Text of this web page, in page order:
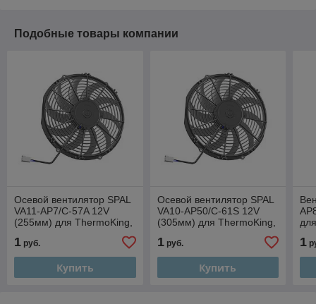
Подобные товары компании
Осевой вентилятор SPAL
VA11-AP7/С-57A 12V
(255мм) для ThermoKing,
Autoclima, РЕФ и т.д.
1 руб.
Купить
Осевой вентилятор SPAL
VA10-AP50/С-61S 12V
(305мм) для ThermoKing,
Autoclima...
1руб.
Купить
1